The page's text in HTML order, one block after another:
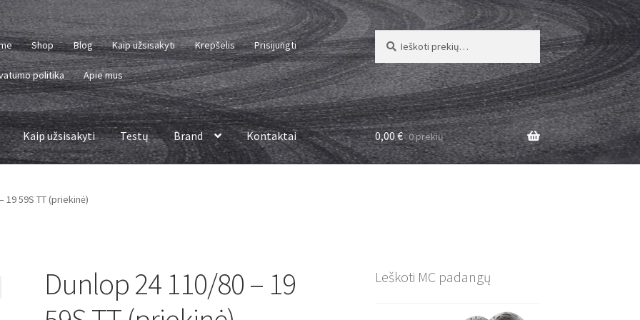
Shop Blog Kaip užsisakyti Krepšelis Prisijungti
politika Apie mus
Ieškoti:
Ieškoti
Kaip užsisakyti Testų Brand Kontaktai 0,00€ 0 prekių
19 59S TT (priekinė)
Dunlop 24 110/80 – 19
Leškoti MC padangų